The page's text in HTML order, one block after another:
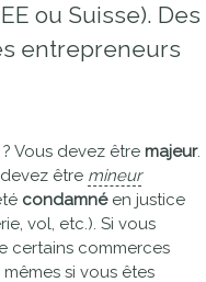
ou Suisse). Des
entrepreneurs
Vous devez être majeur.
être mineur
condamnéen justice
vol, etc.). Si vous
certains commerces
si vous êtes